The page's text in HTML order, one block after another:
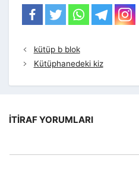
kütüp b blok
Kütüphanedeki kiz
İTIRAF YORUMLARI